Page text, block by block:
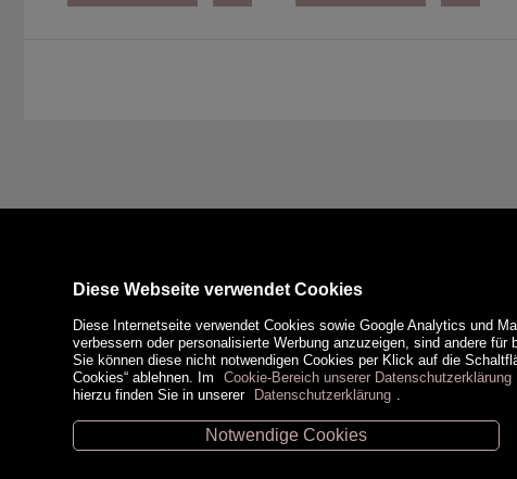
Unsere Öffnungszeiten
Diese Webseite verwendet Cookies
Diese Internetseite verwendet Cookies sowie Google Analytics und
verbessern oder personalisierte Werbung anzuzeigen, sind andere
Sie können diese nicht notwendigen Cookies per Klick auf die
Cookies“ ablehnen. Im
Cookie-Bereich unserer Datenschutzerklärung
hierzu finden Sie in unserer
Datenschutzerklärung
Notwendige Cookies